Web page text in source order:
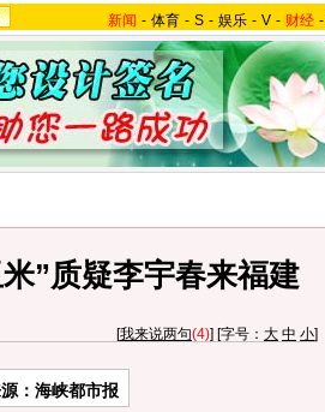
新闻 - 体育 - S - 娱乐 - V - 财经 -
”质疑李宇春来福建
[我来说两句(4)] [字号： 大 中 小]
：海峡都市报